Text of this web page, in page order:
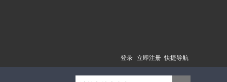
快捷导航
登录 立即注册